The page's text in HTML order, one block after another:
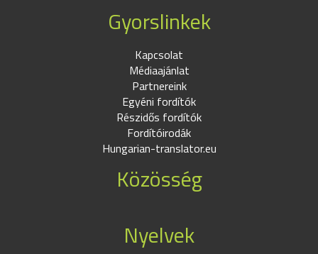
Gyorslinkek
Kapcsolat
Médiaajánlat
Partnereink
Egyéni fordítók
Részidős fordítók
Fordítóirodák
Hungarian-translator.eu
Közösség
Nyelvek